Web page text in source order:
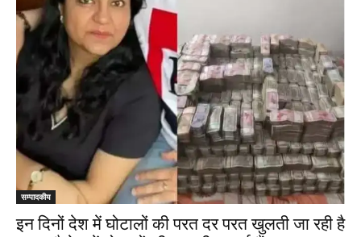
सम्पादकीय
इन दिनों देश में घोटालों की परत दर परत खुलती जा रही है